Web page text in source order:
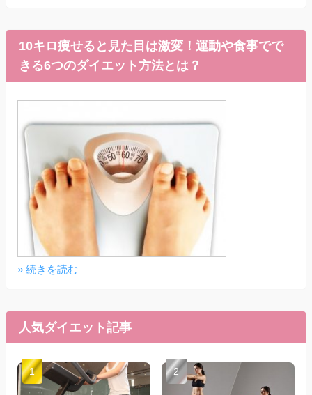
10キロ痩せると見た目は激変！運動や食事でで
きる6つのダイエット方法とは？
» 続きを読む
人気ダイエット記事